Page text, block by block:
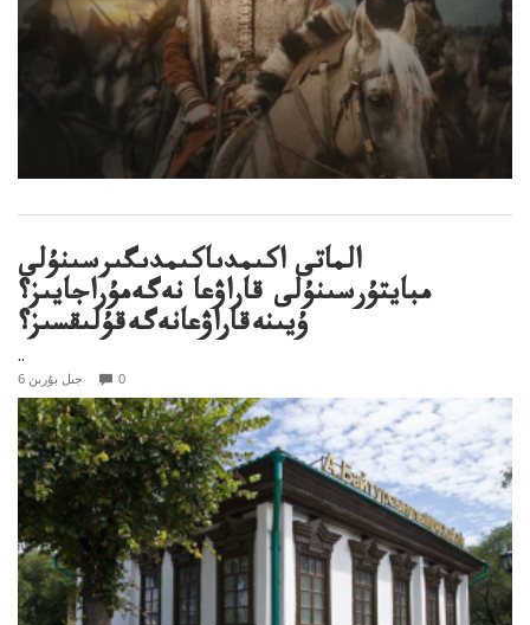
الماتى اكىمدىاكىمدىگىرسىنۇلى
مبايتۇرسىنۇلى قاراۋعا نەگەمۇراجايىز؟
ۇيىنەقاراۋعانەگەقۇلىقسىز؟
..
6 جىل بۇرىن 0